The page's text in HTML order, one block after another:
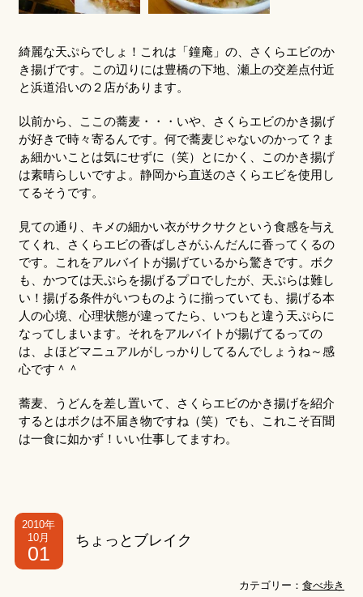
綺麗な天ぷらでしょ！これは「鐘庵」の、さくらエビのか
き揚げです。この辺りには豊橋の下地、瀬上の交差点付近
と浜道沿いの２店があります。
以前から、ここの蕎麦・・・いや、さくらエビのかき揚げ
が好きで時々寄るんです。何で蕎麦じゃないのかって？ま
ぁ細かいことは気にせずに（笑）とにかく、このかき揚げ
は素晴らしいですよ。静岡から直送のさくらエビを使用し
てるそうです。
見ての通り、キメの細かい衣がサクサクという食感を与え
てくれ、さくらエビの香ばしさがふんだんに香ってくるの
です。これをアルバイトが揚げているから驚きです。ボク
も、かつては天ぷらを揚げるプロでしたが、天ぷらは難し
い！揚げる条件がいつものように揃っていても、揚げる本
人の心境、心理状態が違ってたら、いつもと違う天ぷらに
なってしまいます。それをアルバイトが揚げてるっての
は、よほどマニュアルがしっかりしてるんでしょうね～感
心です＾＾
蕎麦、うどんを差し置いて、さくらエビのかき揚げを紹介
するとはボクは不届き物ですね（笑）でも、これこそ百聞
は一食に如かず！いい仕事してますわ。
2010年
10月
01
ちょっとブレイク
カテゴリー：食べ歩き